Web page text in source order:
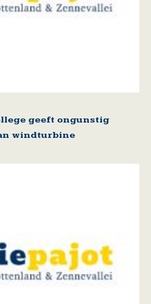
geeft ongunstig
windturbine